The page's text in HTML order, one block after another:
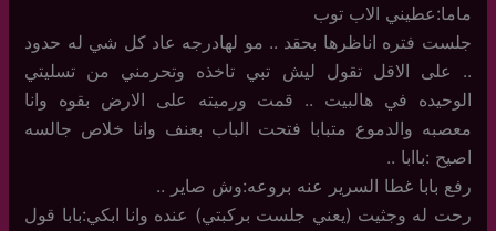
ماما:عطيني الاب توب
جلست فتره اناظرها بحقد .. مو لهادرجه عاد كل شي له حدود
.. على الاقل تقول ليش تبي تاخذه وتحرمني من تسليتي
الوحيده في هالبيت .. قمت ورميته على الارض بقوه وانا
معصبه والدموع متبابا فتحت الباب بعنف وانا خلاص جالسه
اصيح :باابا ..
رفع بابا غطا السرير عنه بروعه:وش صاير ..
رحت له وجثيت (يعني جلست بركبتي) عنده وانا ابكي:بابا قول